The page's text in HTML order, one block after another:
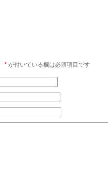
* が付いている欄は必須項目です